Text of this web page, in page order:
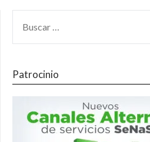
Patrocinio